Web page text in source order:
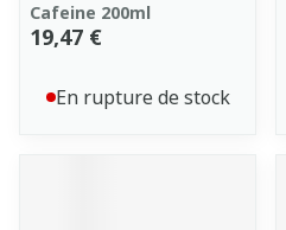
Cafeine 200ml
19,47 €
En rupture de stock